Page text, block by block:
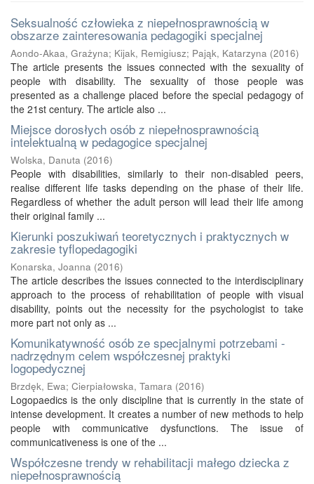
Seksualność człowieka z niepełnosprawnością w
obszarze zainteresowania pedagogiki specjalnej
Aondo-Akaa, Grażyna; Kijak, Remigiusz; Pająk, Katarzyna (2016)
The article presents the issues connected with the sexuality of
people with disability. The sexuality of those people was
presented as a challenge placed before the special pedagogy of
the 21st century. The article also ...
Miejsce dorosłych osób z niepełnosprawnością
intelektualną w pedagogice specjalnej
Wolska, Danuta (2016)
People with disabilities, similarly to their non-disabled peers,
realise different life tasks depending on the phase of their life.
Regardless of whether the adult person will lead their life among
their original family ...
Kierunki poszukiwań teoretycznych i praktycznych w
zakresie tyflopedagogiki
Konarska, Joanna (2016)
The article describes the issues connected to the interdisciplinary
approach to the process of rehabilitation of people with visual
disability, points out the necessity for the psychologist to take
more part not only as ...
Komunikatywność osób ze specjalnymi potrzebami -
nadrzędnym celem współczesnej praktyki
logopedycznej
Brzdęk, Ewa; Cierpiałowska, Tamara (2016)
Logopaedics is the only discipline that is currently in the state of
intense development. It creates a number of new methods to help
people with communicative dysfunctions. The issue of
communicativeness is one of the ...
Współczesne trendy w rehabilitacji małego dziecka z
niepełnosprawnością